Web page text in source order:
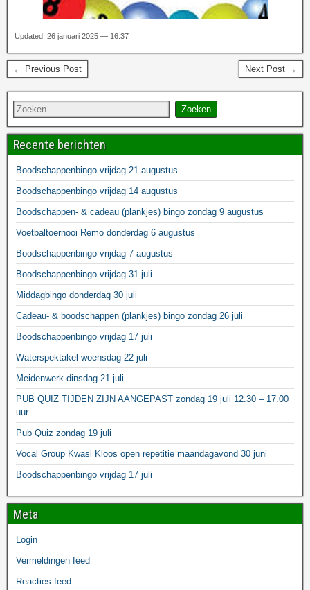
Updated: 26 januari 2025 — 16:37
← Previous Post Next Post →
Recente berichten
Boodschappenbingo vrijdag 21 augustus
Boodschappenbingo vrijdag 14 augustus
Boodschappen- & cadeau (plankjes) bingo zondag 9 augustus
Voetbaltoernooi Remo donderdag 6 augustus
Boodschappenbingo vrijdag 7 augustus
Boodschappenbingo vrijdag 31 juli
Middagbingo donderdag 30 juli
Cadeau- & boodschappen (plankjes) bingo zondag 26 juli
Boodschappenbingo vrijdag 17 juli
Waterspektakel woensdag 22 juli
Meidenwerk dinsdag 21 juli
PUB QUIZ TIJDEN ZIJN AANGEPAST zondag 19 juli 12.30 – 17.00
uur
Pub Quiz zondag 19 juli
Vocal Group Kwasi Kloos open repetitie maandagavond 30 juni
Boodschappenbingo vrijdag 17 juli
Meta
Login
Vermeldingen feed
Reacties feed